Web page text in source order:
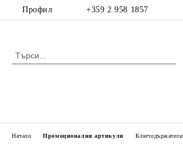
Профил +359 2 958 1857
Начало Промоционални артикули Ключодържатели